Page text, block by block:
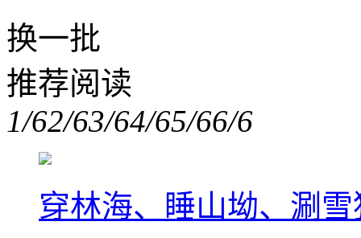
换一批
推荐阅读
1/62/63/64/65/66/6
穿林海、睡山坳、涮